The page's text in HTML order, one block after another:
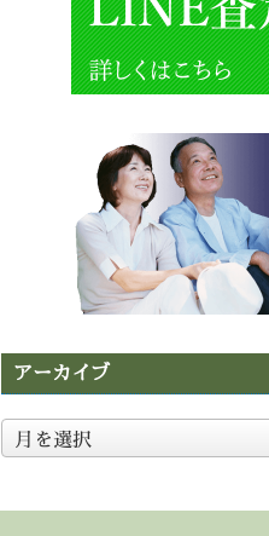
アーカイブ
ア
ー
イ